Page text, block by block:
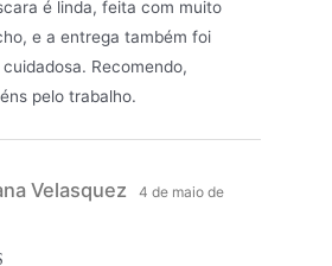
é linda, feita com muito
e a entrega também foi
cuidadosa. Recomendo,
pelo trabalho.
Velasquez
4 de maio de